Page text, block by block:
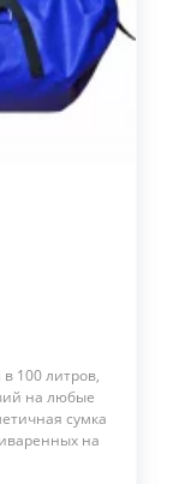
100 литров,
на любые
сумка
на